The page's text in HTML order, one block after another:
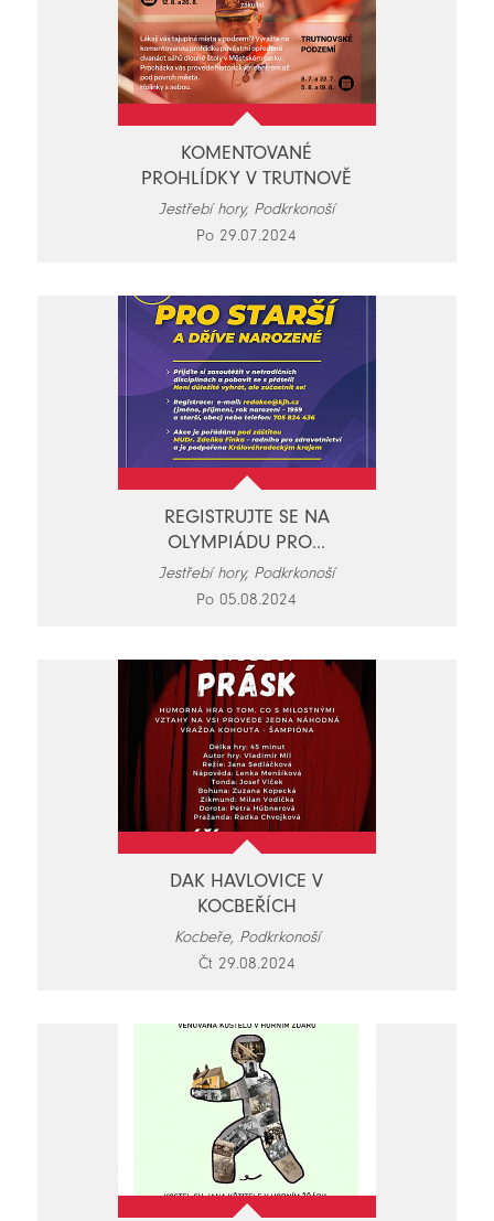
KOMENTOVANÉ
PROHLÍDKY V TRUTNOVĚ
Jestřebí hory, Podkrkonoší
Po 29.07.2024
REGISTRUJTE SE NA
OLYMPIÁDU PRO...
Jestřebí hory, Podkrkonoší
Po 05.08.2024
DAK HAVLOVICE V
KOCBEŘÍCH
Kocbeře, Podkrkonoší
Čt 29.08.2024